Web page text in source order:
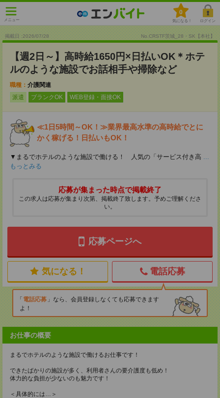
メニュー
0
気になる！ ログイン
掲載日 :2026/07/28 No.CRSTF茨城_28・SK【本社】
【週2日～】高時給1650円×日払いOK＊ホテ
ルのような施設でお話相手や掃除など
職種： 介護関連
派遣
ブランクOK WEB登録・面接OK
≪1日5時間～OK！≫業界最高水準の高時給でとに
かく稼げる！日払いもOK！
▼まるでホテルのような施設で働ける！ 人気の「サービス付き高 ...
もっとみる
応募が集まった時点で掲載終了
この求人は応募が集まり次第、掲載終了致します。予めご理解くださ
い。
応募ページへ
気になる！ 電話応募
電話応募
なら、会員登録しなくても応募できます
よ！
お仕事の概要
まるでホテルのような施設で働けるお仕事です！
できたばかりの施設が多く、利用者さんの要介護度も低め！
体力的な負担が少ないのも魅力です！
＜具体的には…＞